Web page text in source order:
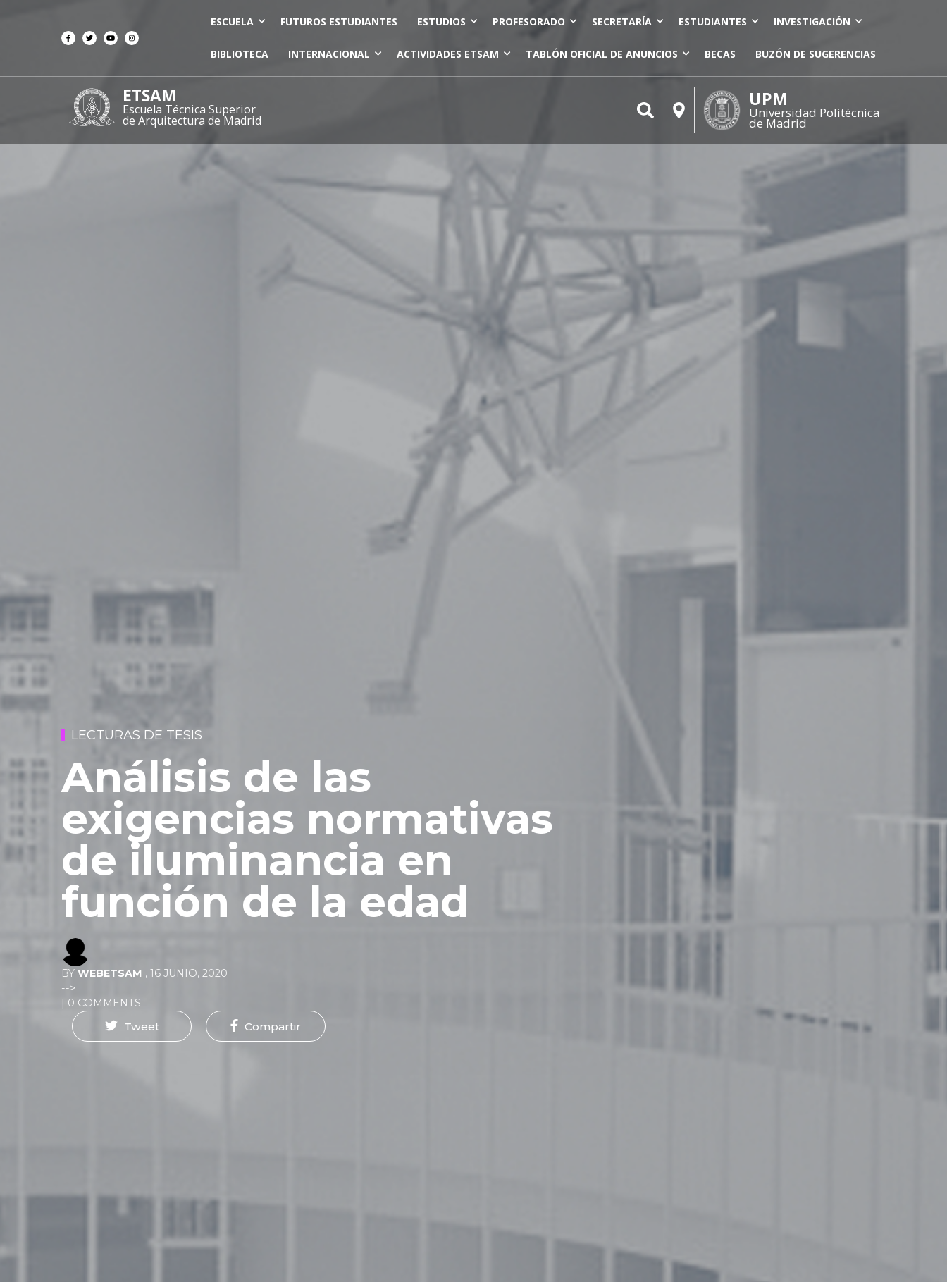
ESCUELA FUTUROS ESTUDIANTES ESTUDIOS PROFESORADO SECRETARÍA ESTUDIANTES INVESTIGACIÓN
BIBLIOTECA INTERNACIONAL ACTIVIDADES ETSAM TABLÓN OFICIAL DE ANUNCIOS BECAS BUZÓN DE SUGERENCIAS
ETSAM
Escuela Técnica Superior
de Arquitectura de Madrid
UPM
Universidad Politécnica
de Madrid
LECTURAS DE TESIS
Análisis de las
exigencias normativas
de iluminancia en
función de la edad
BY WEBETSAM , 16 JUNIO, 2020
-->
| 0 COMMENTS
Tweet Compartir